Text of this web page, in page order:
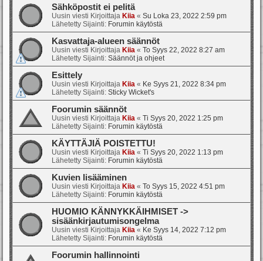
Sähköpostit ei pelitä
Uusin viesti Kirjoittaja Kiia « Su Loka 23, 2022 2:59 pm
Lähetetty Sijainti: Forumin käytöstä
Kasvattaja-alueen säännöt
Uusin viesti Kirjoittaja Kiia « To Syys 22, 2022 8:27 am
Lähetetty Sijainti: Säännöt ja ohjeet
Esittely
Uusin viesti Kirjoittaja Kiia « Ke Syys 21, 2022 8:34 pm
Lähetetty Sijainti: Sticky Wicket's
Foorumin säännöt
Uusin viesti Kirjoittaja Kiia « Ti Syys 20, 2022 1:25 pm
Lähetetty Sijainti: Forumin käytöstä
KÄYTTÄJIÄ POISTETTU!
Uusin viesti Kirjoittaja Kiia « Ti Syys 20, 2022 1:13 pm
Lähetetty Sijainti: Forumin käytöstä
Kuvien lisääminen
Uusin viesti Kirjoittaja Kiia « To Syys 15, 2022 4:51 pm
Lähetetty Sijainti: Forumin käytöstä
HUOMIO KÄNNYKKÄIHMISET ->
sisäänkirjautumisongelma
Uusin viesti Kirjoittaja Kiia « Ke Syys 14, 2022 7:12 pm
Lähetetty Sijainti: Forumin käytöstä
Foorumin hallinnointi